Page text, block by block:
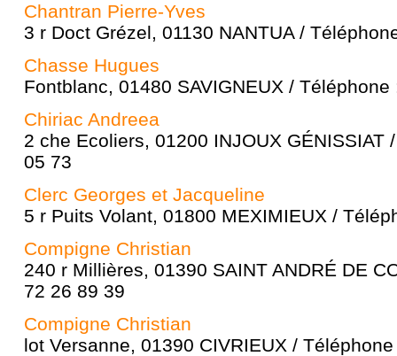
Chantran Pierre-Yves
3 r Doct Grézel, 01130 NANTUA /
Chasse Hugues
Fontblanc, 01480 SAVIGNEUX /
Chiriac Andreea
2 che Ecoliers, 01200 INJOUX GÉNISSIAT
05 73
Clerc Georges et Jacqueline
5 r Puits Volant, 01800 MEXIMIEUX /
Compigne Christian
240 r Millières, 01390 SAINT ANDRÉ DE
72 26 89 39
Compigne Christian
lot Versanne, 01390 CIVRIEUX /